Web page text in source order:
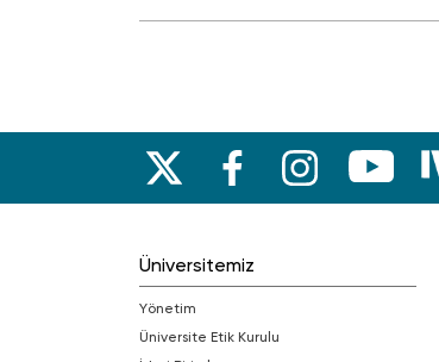
Üniversitemiz
Yönetim
Üniversite Etik Kurulu